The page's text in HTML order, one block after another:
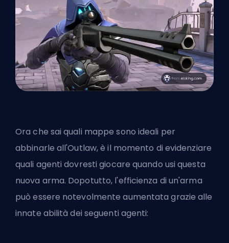
Ora che sai quali mappe sono ideali per
abbinarle all'Outlaw, è il momento di evidenziare
quali agenti dovresti giocare quando usi questa
nuova arma. Dopotutto, l'efficienza di un'arma
può essere notevolmente aumentata grazie alle
innate abilità dei seguenti agenti: